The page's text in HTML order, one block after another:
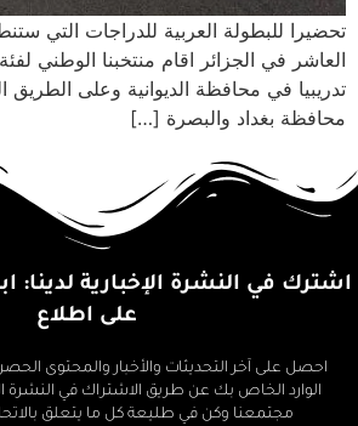
تحضيرا للبطولة العربية للدراجات التي
العاشر في الجزائر اقام منتخبنا الوطني
تدريبيا في محافظة الديوانية وعلى الطريق
محافظة بغداد والبصرة […]
اشترك في النشرة الإخبارية لدينا:
على اطلاع
احصل على آخر التحديثات والأخبار والمحتوى
الوارد الخاص بك عن طريق الاشتراك في النشرة
مجتمعنا وكن في طليعة كل ما يتعلق